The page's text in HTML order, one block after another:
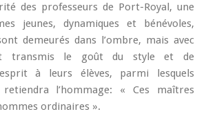
des professeurs de Port-Royal, une
jeunes, dynamiques et bénévoles,
demeurés dans l’ombre, mais avec
transmis le goût du style et de
à leurs élèves, parmi lesquels
l’hommage: « Ces maîtres
ordinaires ».